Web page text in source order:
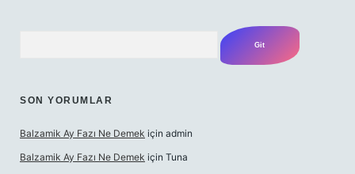
SON YORUMLAR
Balzamik Ay Fazı Ne Demek için admin
Balzamik Ay Fazı Ne Demek için Tuna